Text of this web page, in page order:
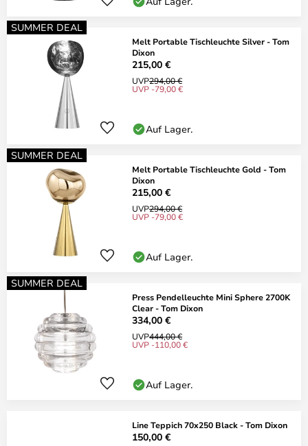
SUMMER DEAL
Melt Portable Tischleuchte Silver - Tom
Dixon
215,00 €
UVP294,00 €
UVP -79,00 €
Auf Lager.
SUMMER DEAL
Melt Portable Tischleuchte Gold - Tom
Dixon
215,00 €
UVP294,00 €
UVP -79,00 €
Auf Lager.
SUMMER DEAL
Press Pendelleuchte Mini Sphere 2700K
Clear - Tom Dixon
334,00 €
UVP444,00 €
UVP -110,00 €
Auf Lager.
Line Teppich 70x250 Black - Tom Dixon
150,00 €